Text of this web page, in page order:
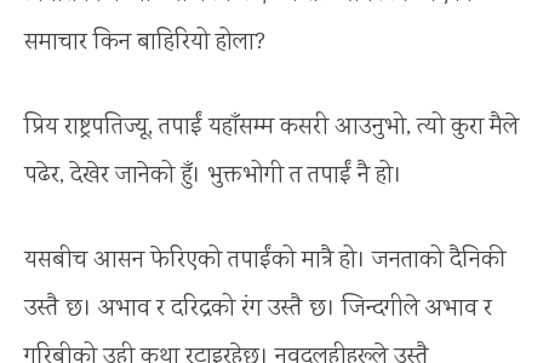
समाचार किन बाहिरियो होला?
प्रिय राष्ट्रपतिज्यू, तपाईं यहाँसम्म कसरी आउनुभो, त्यो कुरा मैले
पढेर, देखेर जानेको हुँ। भुक्तभोगी त तपाईं नै हो।
यसबीच आसन फेरिएको तपाईंको मात्रै हो। जनताको दैनिकी
उस्तै छ। अभाव र दरिद्रको रंग उस्तै छ। जिन्दगीले अभाव र